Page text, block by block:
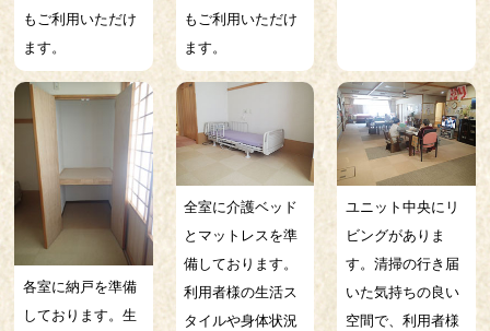
もご利用いただけ
ます。
もご利用いただけ
ます。
各室に納戸を準備
しております。生
全室に介護ベッド
とマットレスを準
備しております。
利用者様の生活ス
タイルや身体状況
ユニット中央にリ
ビングがありま
す。清掃の行き届
いた気持ちの良い
空間で、利用者様